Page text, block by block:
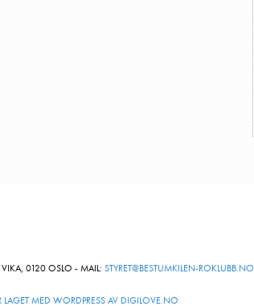
VIKA, 0120 OSLO - MAIL:STYRET@BESTUMKILEN-ROKLUBB.NO
LAGET MED WORDPRESS AV DIGILOVE.NO